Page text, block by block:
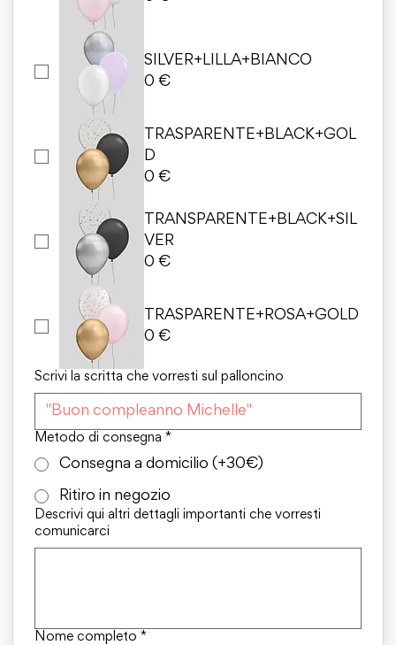
SILVER+LILLA+BIANCO
0 €
TRASPARENTE+BLACK+GOL
D
0 €
TRANSPARENTE+BLACK+SIL
VER
0 €
TRASPARENTE+ROSA+GOLD
0 €
Scrivi la scritta che vorresti sul palloncino
Metodo di consegna *
Consegna a domicilio (+30€)
Ritiro in negozio
Descrivi qui altri dettagli importanti che vorresti
comunicarci
Nome completo *